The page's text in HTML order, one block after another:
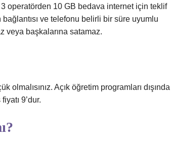
operatörden 10 GB bedava internet için teklif
ve telefonu belirli bir süre uyumlu
veya başkalarına satamaz.
Açık öğretim programları dışında
9’dur.